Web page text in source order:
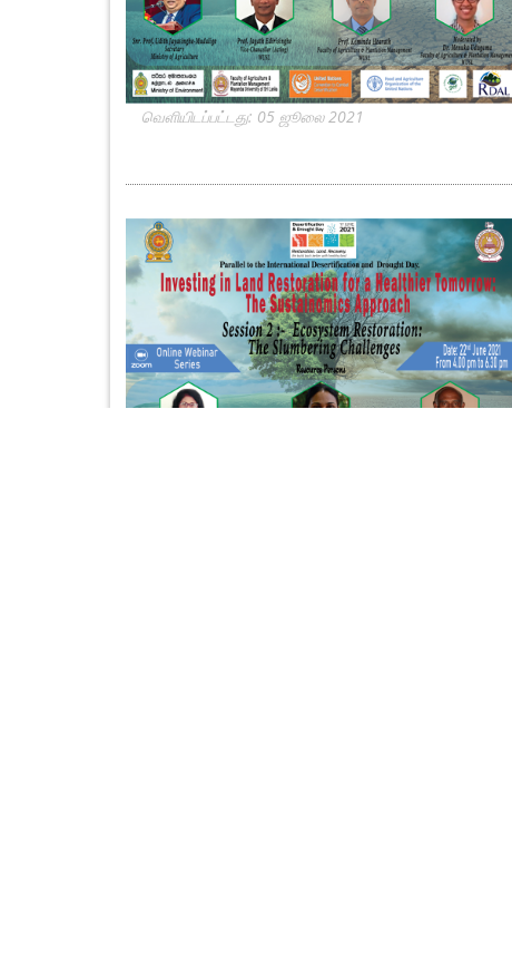
வெளியிடப்பட்டது: 05 ஜூலை 2021